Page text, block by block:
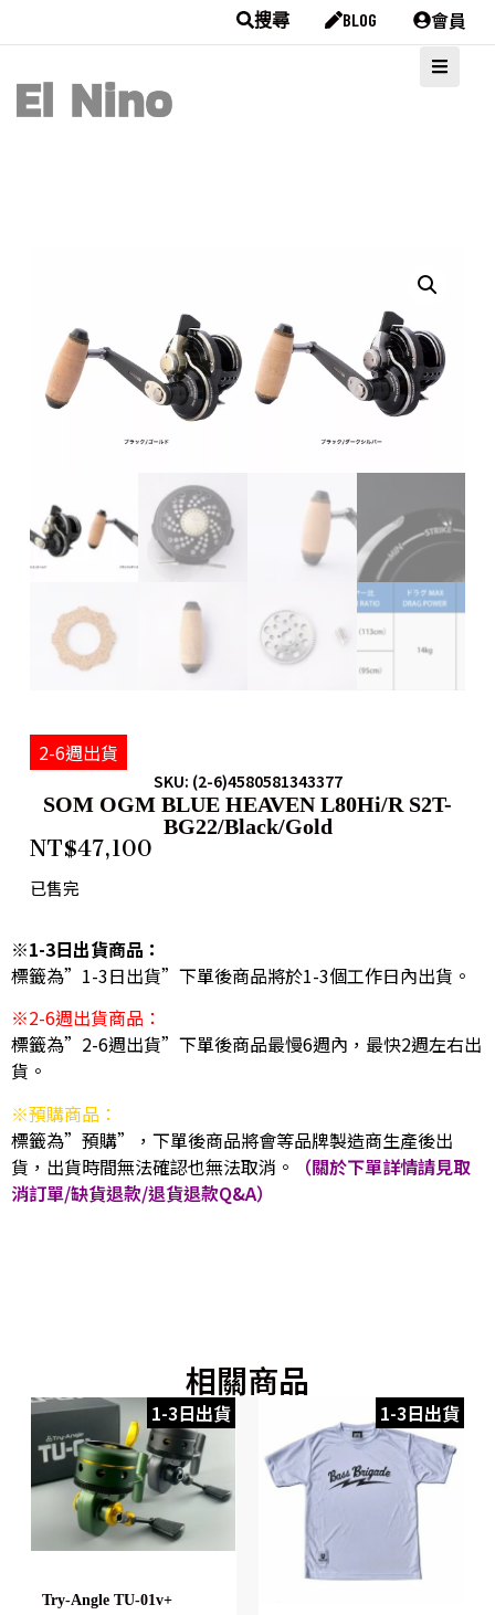
搜尋 BLOG 會員
2-6週出貨
SKU: (2-6)4580581343377
SOM OGM BLUE HEAVEN L80Hi/R S2T-
BG22/Black/Gold
NT$47,100
已售完
※1-3日出貨商品：
標籤為”1-3日出貨”下單後商品將於1-3個工作日內出貨。
※2-6週出貨商品：
標籤為”2-6週出貨”下單後商品最慢6週內，最快2週左右出
貨。
※預購商品：
標籤為”預購”，下單後商品將會等品牌製造商生產後出
貨，出貨時間無法確認也無法取消。
（關於下單詳情請見取
消訂單/缺貨退款/退貨退款Q&A）
相關商品
1-3日出貨
Try-Angle TU-01v+
1-3日出貨